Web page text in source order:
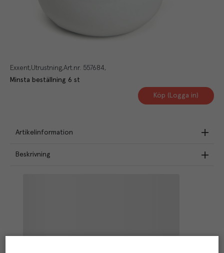
Exxent Utrustning Art.nr. 557684
Minsta beställning 6 st
Köp (Logga in)
Artikelinformation
Beskrivning